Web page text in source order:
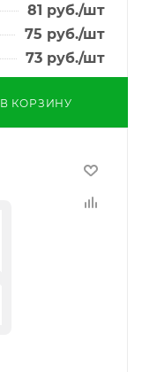
81 руб./шт
75 руб./шт
73 руб./шт
В КОРЗИНУ